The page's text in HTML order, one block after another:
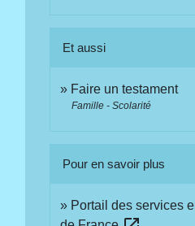
Et aussi
Faire un testament
Famille - Scolarité
Pour en savoir plus
Portail des services